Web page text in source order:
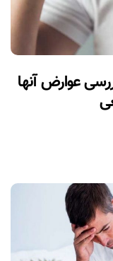
عوارض آنها